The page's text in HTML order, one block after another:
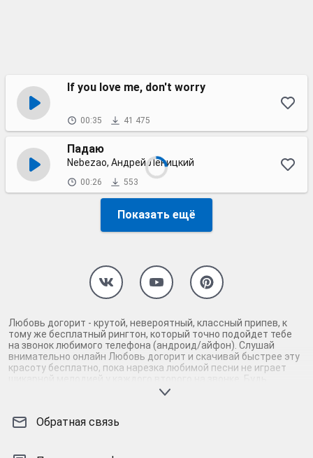
If you love me, don't worry
00:35 41 475
Падаю
Nebezao, Андрей Леницкий
00:26 553
Показать ещё
Любовь догорит - крутой, невероятный, классный припев, к
тому же бесплатный рингтон, который точно подойдет тебе
на звонок любимого телефона (андроид/айфон). Слушай
внимательно онлайн Любовь догорит и скачивай быстрее эту
красоту бесплатно, пока нарезка любимой песни не играет
шикарной мелодией у каждого второго на звонке. Будь
первым, кто скачает бесплатно сей шедевр музыки и оценит
нарезку mp3 песни на звонок телефона, ну, или m4r мелодию
Обратная связь